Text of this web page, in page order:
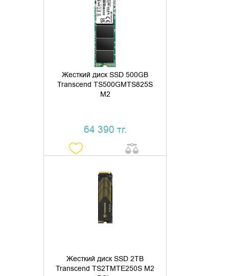
Жесткий диск SSD 500GB
Transcend TS500GMTS825S
M2
64 390 тг.
КУПИТЬ В 1 КЛИК
Жесткий диск SSD 2TB
Transcend TS2TMTE250S M2
ДОБАВИТЬ В КОРЗИНУ
КУПИТЬ В 1 КЛИК